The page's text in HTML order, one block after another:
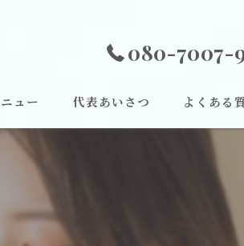
080-7007-
ュー 代表あいさつ よくある